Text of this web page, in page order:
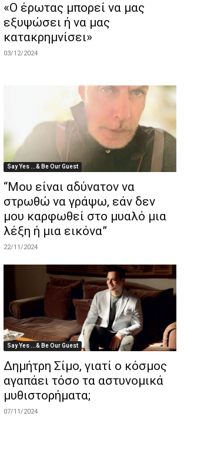
«Ο έρωτας μπορεί να μας
εξυψώσει ή να μας
κατακρημνίσει»
03/12/2024
Say Yes ...& Be Our Guest
“Μου είναι αδύνατον να
στρωθώ να γράψω, εάν δεν
μου καρφωθεί στο μυαλό μια
λέξη ή μια εικόνα”
22/11/2024
Say Yes ...& Be Our Guest
Δημήτρη Σίμο, γιατί ο κόσμος
αγαπάει τόσο τα αστυνομικά
μυθιστορήματα;
07/11/2024